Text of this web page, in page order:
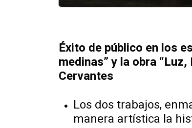
Éxito de público en los
medinas” y la obra
Cervantes
Los dos trabajos,
manera artística la